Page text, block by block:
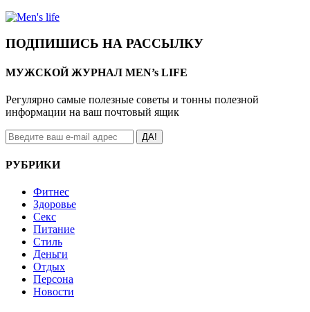
ПОДПИШИСЬ НА РАССЫЛКУ
МУЖСКОЙ ЖУРНАЛ MEN’s LIFE
Регулярно самые полезные советы и тонны полезной
информации на ваш почтовый ящик
ДА!
РУБРИКИ
Фитнес
Здоровье
Секс
Питание
Стиль
Деньги
Отдых
Персона
Новости